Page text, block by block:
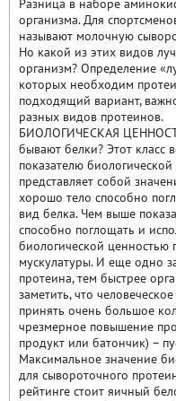
Разница в наборе
организма. Для
называют молочную
Но какой из этих видов
организм? Определение
которых необходим
подходящий вариант,
разных видов протеинов.
БИОЛОГИЧЕСКАЯ
бывают белки? Этот класс
показателю
представляет собой
хорошо тело способно
вид белка. Чем выше
способно поглощать и
биологической ценностью
мускулатуры. И еще одно
протеина, тем быстрее
заметить, что
принять очень большое
чрезмерное повышение
продукт или батончик) –
Максимальное значение
для сывороточного
рейтинге стоит яичный